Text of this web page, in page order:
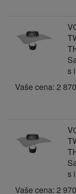
s
Vaše cena: 2
s
Vaše cena: 2